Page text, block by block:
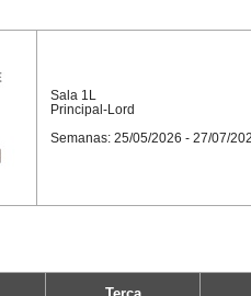
Sala 1L
Principal-Lord
Semanas: 25/05/2026 - 27/07/